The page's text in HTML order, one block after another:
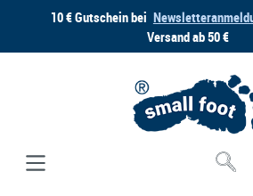
springen10 € Gutschein bei
Versand ab 50 €